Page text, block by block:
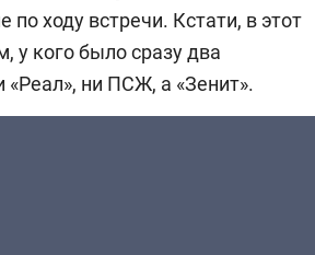
по ходу встречи. Кстати, в этот
у кого было сразу два
«Реал», ни ПСЖ, а «Зенит».